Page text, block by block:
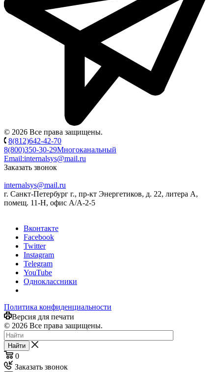
© 2026 Все права защищены.
8(812)642-42-70
8(800)350-30-29Многоканальный
Email:internalsys@mail.ru
Заказать звонок
internalsys@mail.ru
г. Санкт-Петербург г., пр-кт Энергетиков, д. 22, литера А,
помещ. 11-Н, офис А/А-2-5
Вконтакте
Facebook
Twitter
Instagram
Telegram
YouTube
Одноклассники
Политика конфиденциальности
Версия для печати
© 2026 Все права защищены.
Найти
0
Заказать звонок